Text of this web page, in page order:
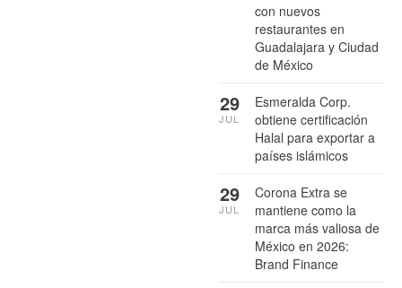
con nuevos
restaurantes en
Guadalajara y Ciudad
de México
Esmeralda Corp.
obtiene certificación
Halal para exportar a
países islámicos
29
JUL
Corona Extra se
mantiene como la
marca más valiosa de
México en 2026:
Brand Finance
29
JUL